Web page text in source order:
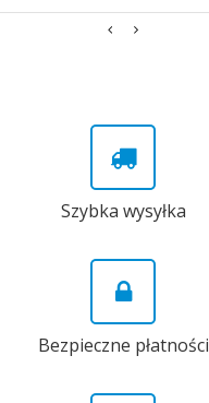
Szybka wysyłka
Bezpieczne płatności